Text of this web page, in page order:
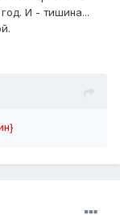
И - тишина...